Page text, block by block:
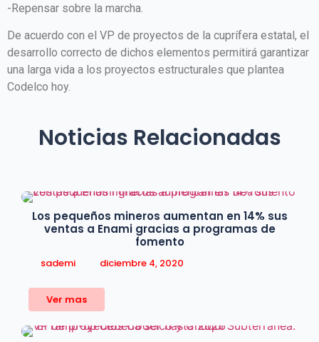
-Repensar sobre la marcha.
De acuerdo con el VP de proyectos de la cuprífera estatal, el
desarrollo correcto de dichos elementos permitirá garantizar
una larga vida a los proyectos estructurales que plantea
Codelco hoy.
Noticias Relacionadas
Los pequeños mineros aumentan en 14% sus
ventas a Enami gracias a programas de
fomento
sademi diciembre 4, 2020
Ver mas